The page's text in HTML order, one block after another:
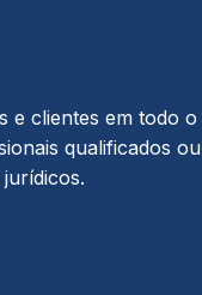
e clientes em todo o
qualificados ou